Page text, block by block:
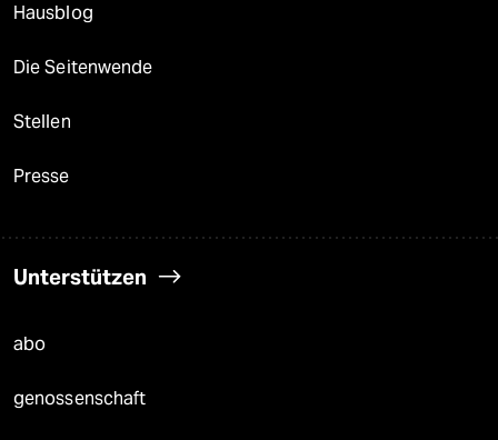
Hausblog
Die Seitenwende
Stellen
Presse
Unterstützen
abo
genossenschaft